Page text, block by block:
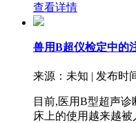
查看详情
兽用B超仪检定中的
来源：未知 | 发布时
目前,医用B型超声
床上的使用越来越